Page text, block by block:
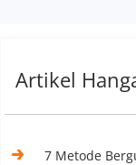
Artikel
7 Metode